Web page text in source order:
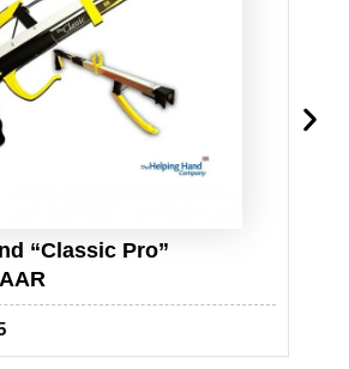
“Classic Pro”
P
r